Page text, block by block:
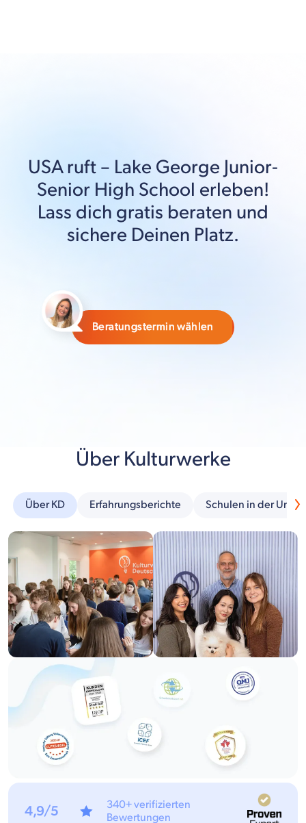
USAruft – Lake George Junior-
Senior High School erleben!
Lass dich gratis beraten und
sichere Deinen Platz.
Beratungstermin wählen
Über Kulturwerke
Über KD Erfahrungsberichte Schulen in der
4,9/5
340+ verifizierten
Bewertungen